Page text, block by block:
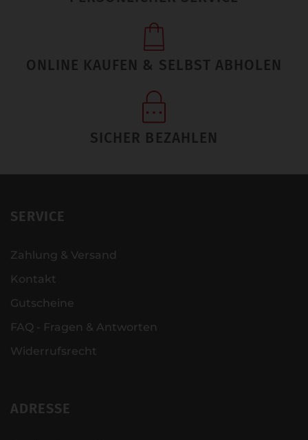
ONLINE KAUFEN & SELBST ABHOLEN
SICHER BEZAHLEN
SERVICE
Zahlung & Versand
Kontakt
Gutscheine
FAQ - Fragen & Antworten
Widerrufsrecht
ADRESSE